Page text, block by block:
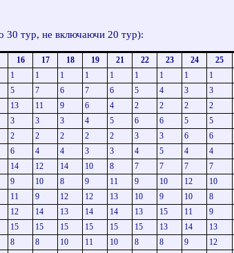
30 тур, не включаючи 20 тур):
16 17 18 19 21 22 23 24 25
1 1 1 1 1 1 1 1 1
5 7 6 7 6 5 4 3 3
13 11 9 6 4 2 2 2 2
3 3 3 4 5 6 6 5 5
2 2 2 2 2 3 3 6 6
6 4 4 3 3 4 5 4 4
14 12 14 10 8 7 7 7 7
9 10 8 9 11 9 10 12 10
11 9 12 12 13 10 9 10 8
12 14 13 14 14 13 15 11 9
15 15 15 15 15 15 13 14 13
8 8 10 11 10 8 8 9 12